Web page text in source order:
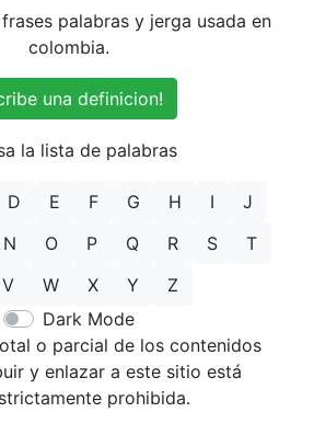
palabras y jerga usada en
colombia.
una definicion!
la lista de palabras
D E F G H I
J
N O P Q R S
T
V W X Y
Z
Dark Mode
o parcial de los contenidos
y enlazar a este sitio está
prohibida.